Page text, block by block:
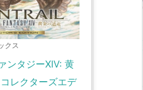
クス
ンタジーXIV: 黄
レクターズエデ